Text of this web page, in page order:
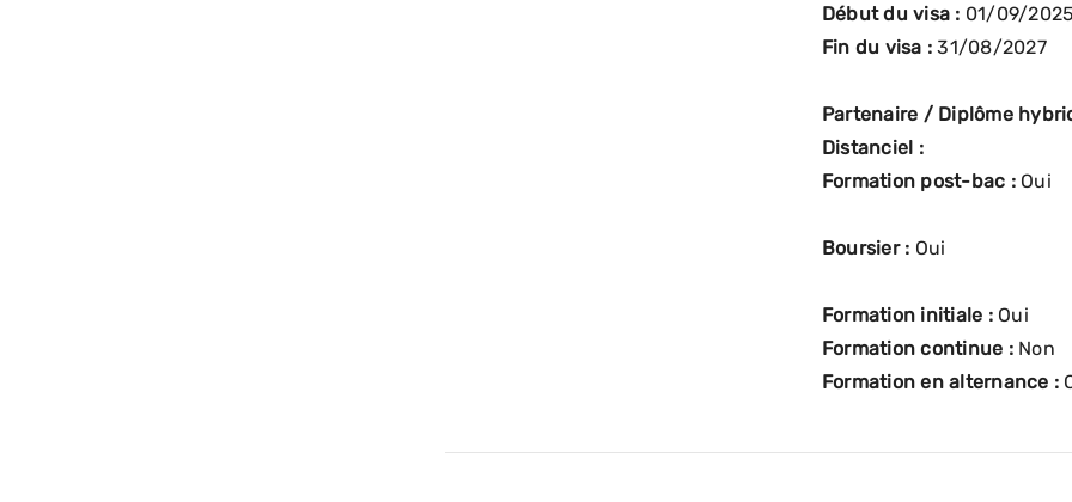
Début du visa : 01/09/2025
Fin du visa :31/08/2027
Partenaire / Diplôme
Distanciel :
Formation post-bac : Oui
Boursier : Oui
Formation initiale : Oui
Formation continue : Non
Formation en alternance :